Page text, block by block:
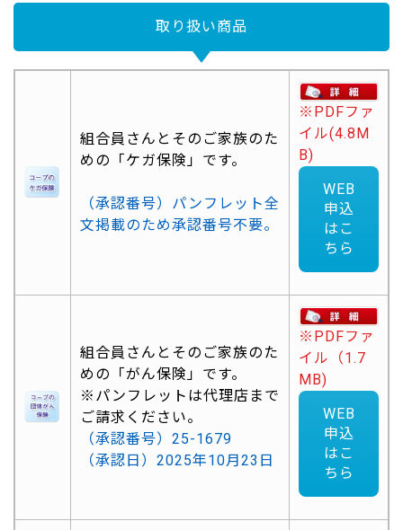
取り扱い商品
組合員さんとそのご家族のた
めの「ケガ保険」です。
（承認番号）パンフレット全
文掲載のため承認番号不要。
※PDFファ
イル(4.8M
B)
WEB
申込
はこ
ちら
組合員さんとそのご家族のた
めの「がん保険」です。
※パンフレットは代理店まで
ご請求ください。
（承認番号）25-1679
（承認日）2025年10月23日
※PDFファ
イル（1.7
MB)
WEB
申込
はこ
ちら